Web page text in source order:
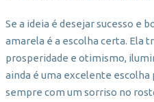
Se a ideia é desejar sucesso e
amarela é a escolha certa. Ela
prosperidade e otimismo,
ainda é uma excelente escolha
sempre com um sorriso no